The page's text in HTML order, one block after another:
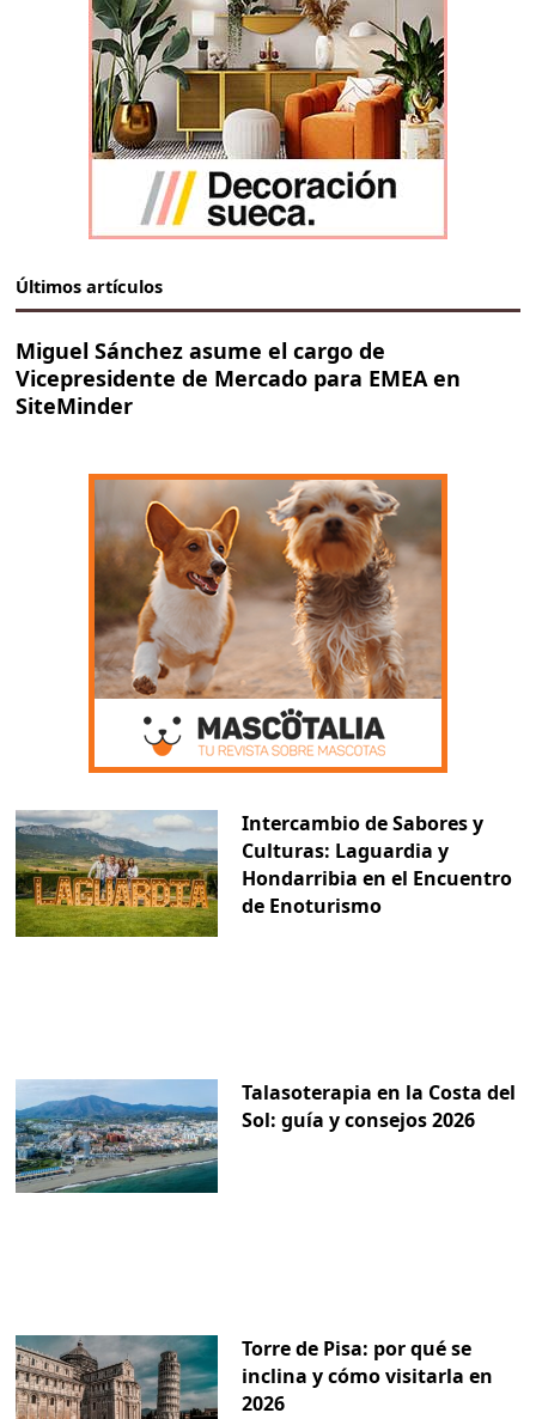
Últimos artículos
Miguel Sánchez asume el cargo de
Vicepresidente de Mercado para EMEA en
SiteMinder
Intercambio de Sabores y
Culturas: Laguardia y
Hondarribia en el Encuentro
de Enoturismo
Talasoterapia en la Costa del
Sol: guía y consejos 2026
Torre de Pisa: por qué se
inclina y cómo visitarla en
2026